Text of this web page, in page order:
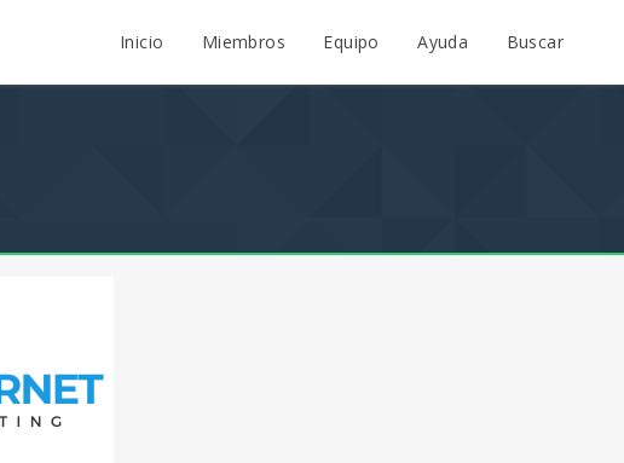
Inicio Miembros Equipo Ayuda Buscar